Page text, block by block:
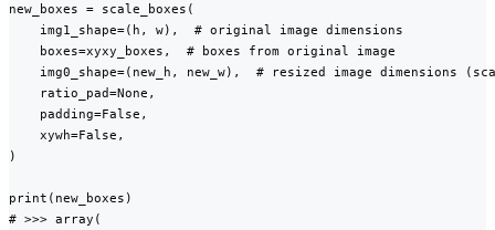
new_boxes = scale_boxes(
    img1_shape=(h, w),  # original image dimensions
    boxes=xyxy_boxes,  # boxes from original image
img0_shape=(new_h, new_w),  # resized image dimensions
    ratio_pad=None,
    padding=False,
    xywh=False,
)
print(new_boxes)
# >>> array(